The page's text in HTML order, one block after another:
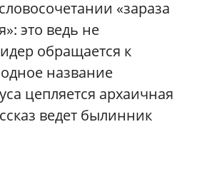
«зараза
это ведь не
обращается к
название
цепляется архаичная
ведет былинник